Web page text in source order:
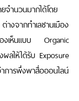
จำนวนมากได้โดย
างจากทำเลชานเมือง
องเห็นแบบ Organic
ลให้ได้รับ Exposure
ารพึ่งพาสื่อออนไลน์